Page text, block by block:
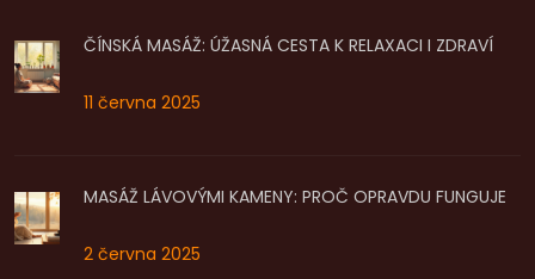
ČÍNSKÁ MASÁŽ: ÚŽASNÁ CESTA K RELAXACI I ZDRAVÍ
11 června 2025
MASÁŽ LÁVOVÝMI KAMENY: PROČ OPRAVDU FUNGUJE
2 června 2025